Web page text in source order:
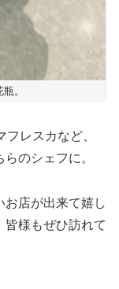
。
レスカなど、
のシェフに。
お店が出来て嬉し
皆様もぜひ訪れて